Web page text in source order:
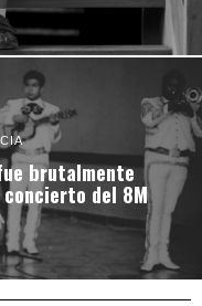
brutalmente
del 8M